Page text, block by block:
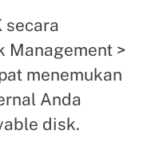
secara
Management >
menemukan
Anda
disk.